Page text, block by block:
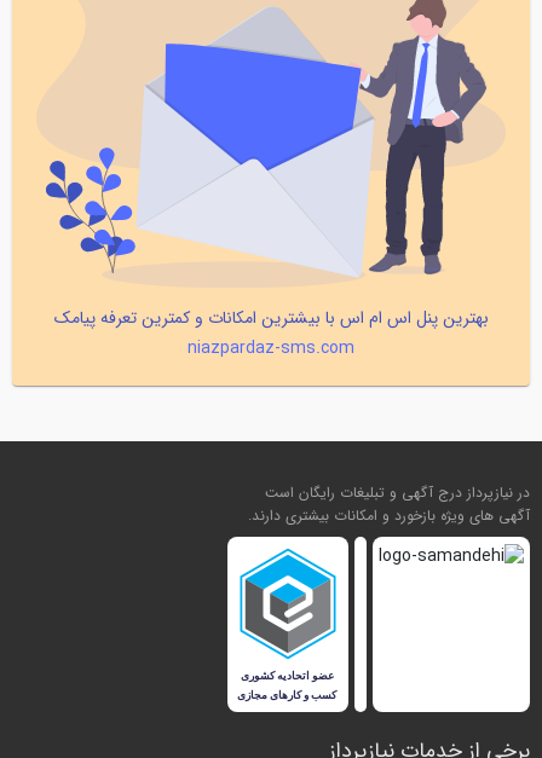
بهترین پنل اس ام اس با بیشترین امکانات و کمترین تعرفه پیامک
niazpardaz-sms.com
در نیازپرداز درج آگهی و تبلیغات رایگان است
آگهی های ویژه بازخورد و امکانات بیشتری دارند.